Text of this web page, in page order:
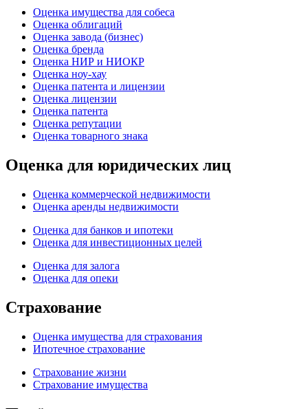
Оценка имущества для собеса
Оценка облигаций
Оценка завода (бизнес)
Оценка бренда
Оценка НИР и НИОКР
Оценка ноу-хау
Оценка патента и лицензии
Оценка лицензии
Оценка патента
Оценка репутации
Оценка товарного знака
Оценка для юридических лиц
Оценка коммерческой недвижимости
Оценка аренды недвижимости
Оценка для банков и ипотеки
Оценка для инвестиционных целей
Оценка для залога
Оценка для опеки
Страхование
Оценка имущества для страхования
Ипотечное страхование
Страхование жизни
Страхование имущества